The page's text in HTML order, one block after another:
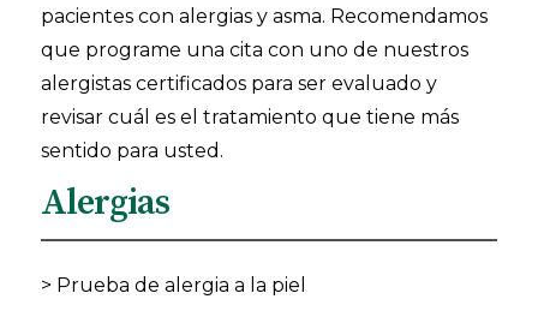
pacientes con alergias y asma. Recomendamos
que programe una cita con uno de nuestros
alergistas certificados para ser evaluado y
revisar cuál es el tratamiento que tiene más
sentido para usted.
Alergias
> Prueba de alergia a la piel